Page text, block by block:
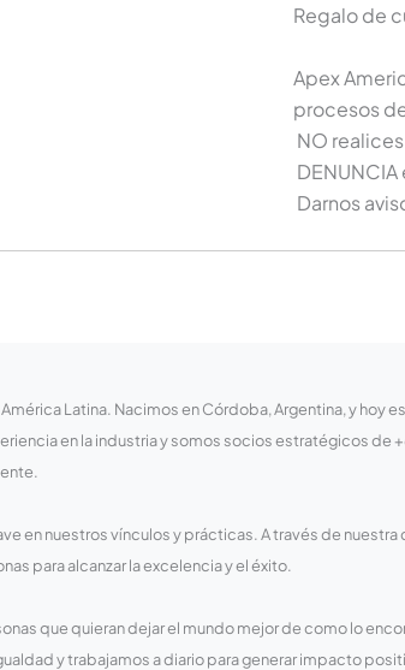
Regalo de
Apex
procesos
NO
Darnos
Latina. Nacimos en Córdoba, Argentina, y hoy
en la industria y somos socios estratégicos
en nuestros vínculos y prácticas. A través de
para alcanzar la excelencia y el éxito.
que quieran dejar el mundo mejor de como lo
y trabajamos a diario para generar impacto